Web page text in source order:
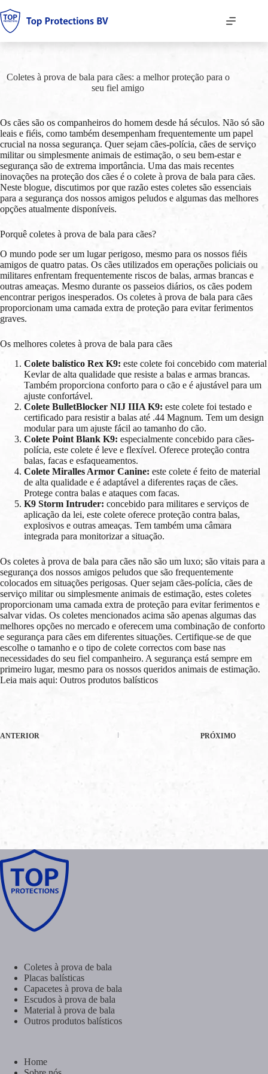
para
o
Coletes à prova de bala para cães: a melhor proteção para o
seu fiel amigo
Os cães são os companheiros do homem desde há séculos. Não só são
leais e fiéis, como também desempenham frequentemente um papel
crucial na nossa segurança. Quer sejam cães-polícia, cães de serviço
militar ou simplesmente animais de estimação, o seu bem-estar e
segurança são de extrema importância. Uma das mais recentes
inovações na proteção dos cães é o colete à prova de bala para cães.
Neste blogue, discutimos por que razão estes coletes são essenciais
para a segurança dos nossos amigos peludos e algumas das melhores
opções atualmente disponíveis.
Porquê coletes à prova de bala para cães?
O mundo pode ser um lugar perigoso, mesmo para os nossos fiéis
amigos de quatro patas. Os cães utilizados em operações policiais ou
militares enfrentam frequentemente riscos de balas, armas brancas e
outras ameaças. Mesmo durante os passeios diários, os cães podem
encontrar perigos inesperados. Os coletes à prova de bala para cães
proporcionam uma camada extra de proteção para evitar ferimentos
graves.
Os melhores coletes à prova de bala para cães
Colete balístico Rex K9: este colete foi concebido com material
Kevlar de alta qualidade que resiste a balas e armas brancas.
Também proporciona conforto para o cão e é ajustável para um
ajuste confortável.
Colete BulletBlocker NIJ IIIA K9: este colete foi testado e
certificado para resistir a balas até .44 Magnum. Tem um design
modular para um ajuste fácil ao tamanho do cão.
Colete Point Blank K9: especialmente concebido para cães-
polícia, este colete é leve e flexível. Oferece proteção contra
balas, facas e esfaqueamentos.
Colete Miralles Armor Canine: este colete é feito de material
de alta qualidade e é adaptável a diferentes raças de cães.
Protege contra balas e ataques com facas.
K9 Storm Intruder: concebido para militares e serviços de
aplicação da lei, este colete oferece proteção contra balas,
explosivos e outras ameaças. Tem também uma câmara
integrada para monitorizar a situação.
Os coletes à prova de bala para cães não são um luxo; são vitais para a
segurança dos nossos amigos peludos que são frequentemente
colocados em situações perigosas. Quer sejam cães-polícia, cães de
serviço militar ou simplesmente animais de estimação, estes coletes
proporcionam uma camada extra de proteção para evitar ferimentos e
salvar vidas. Os coletes mencionados acima são apenas algumas das
melhores opções no mercado e oferecem uma combinação de conforto
e segurança para cães em diferentes situações. Certifique-se de que
escolhe o tamanho e o tipo de colete correctos com base nas
necessidades do seu fiel companheiro. A segurança está sempre em
primeiro lugar, mesmo para os nossos queridos animais de estimação.
Leia mais aqui: Outros produtos balísticos
ANTERIOR PRÓXIMO
Coletes à prova de bala
Placas balísticas
Capacetes à prova de bala
Escudos à prova de bala
Material à prova de bala
Outros produtos balísticos
Home